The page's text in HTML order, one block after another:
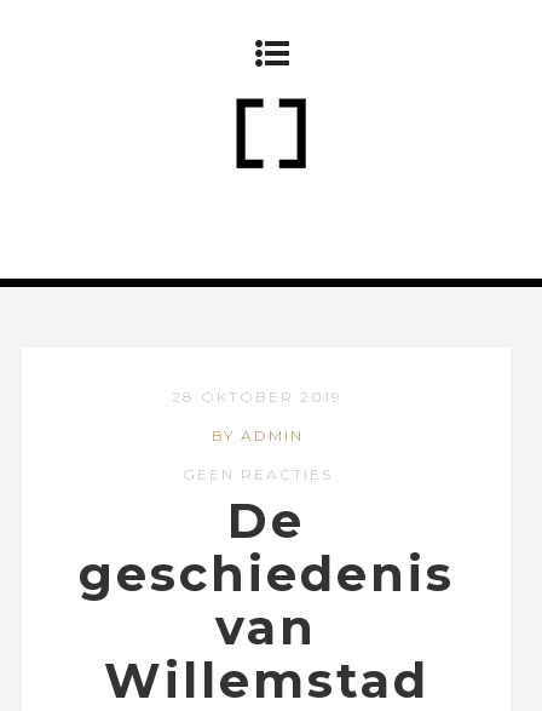
28 OKTOBER 2019
BY ADMIN
GEEN REACTIES
De
geschiedenis
van
Willemstad